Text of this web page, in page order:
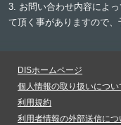
3. お問い合わせ内容によ
て頂く事がありますので、
DISホームページ
個人情報の取り扱いについ
利用規約
利用者情報の外部送信につ